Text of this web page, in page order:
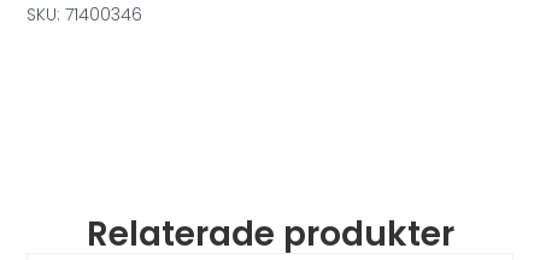
SKU: 71400346
Relaterade produkter